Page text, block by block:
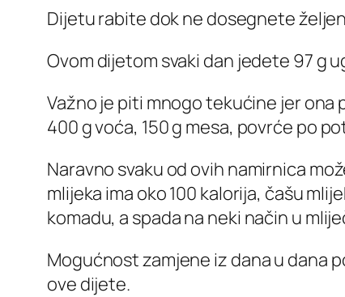
Dijetu rabite dok ne dosegnete
Ovom dijetom svaki dan jedete 97 g
Važno je piti mnogo tekućine jer ona
400 g voća, 150 g mesa, povrće po
Naravno svaku od ovih namirnica
mlijeka ima oko 100 kalorija, čašu
komadu, a spada na neki način u
Mogućnost zamjene iz dana u dana
ove dijete.